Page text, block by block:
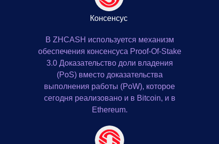
В ZHCASH используется механизм
обеспечения консенсуса Proof-Of-Stake
3.0 Доказательство доли владения
(PoS) вместо доказательства
выполнения работы (PoW), которое
сегодня реализовано и в Bitcoin, и в
Ethereum.
Консенсус